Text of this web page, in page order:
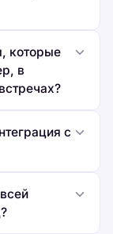
которые
в
с